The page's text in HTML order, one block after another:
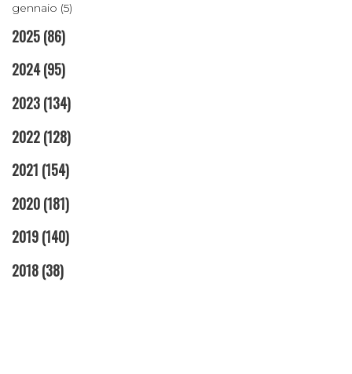
gennaio (5)
2025(86)
2024(95)
2023(134)
2022(128)
2021 (154)
2020(181)
2019(140)
2018(38)